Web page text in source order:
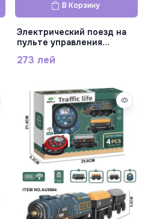
В Корзину
Электрический поезд на
пульте управления
273 лей